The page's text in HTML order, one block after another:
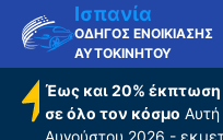
Ισπανία
ΟΔΗΓΟΣ ΕΝΟΙΚΙΑΣΗΣ
ΑΥΤΟΚΙΝΗΤΟΥ
Έως και 20% έκπτωση
σε όλο τον κόσμο Αυτή
Αυγούστου 2026 -